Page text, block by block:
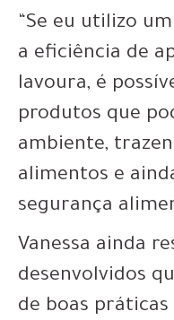
“Se eu utilizo
a eficiência de
lavoura, é
produtos que
ambiente,
alimentos e
segurança
Vanessa ainda
desenvolvidos
de boas